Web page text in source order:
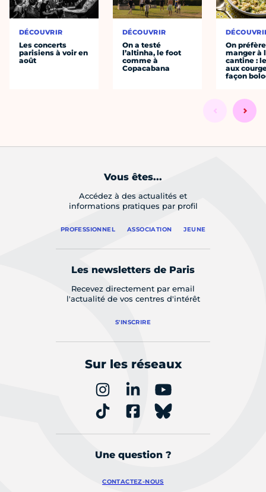
DÉCOUVRIR
Les concerts
parisiens à voir en
août
DÉCOUVRIR
On a testé
l’altinha, le foot
comme à
Copacabana
On préfère
manger à
cantine :
aux
façon
Vous êtes...
Accédez à des actualités et
informations pratiques par profil
PROFESSIONNEL ASSOCIATION JEUNE
Les newsletters de Paris
Recevez directement par email
l'actualité de vos centres d'intérêt
S'INSCRIRE
Sur les réseaux
Une question ?
CONTACTEZ-NOUS